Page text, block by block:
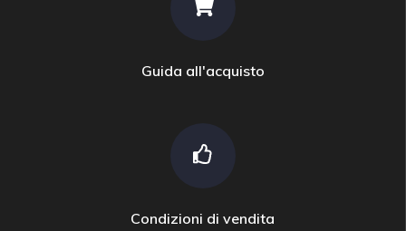
Guida all'acquisto
Condizioni di vendita